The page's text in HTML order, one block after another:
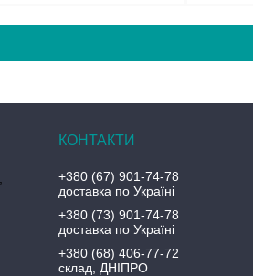
+380 (67) 901-74-78
доставка по Україні
+380 (73) 901-74-78
доставка по Україні
+380 (68) 406-77-72
склад, ДНІПРО